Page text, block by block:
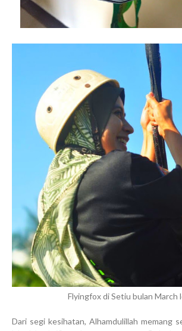
Flyingfox di Setiu bulan March
Dari segi kesihatan, Alhamdulillah memang